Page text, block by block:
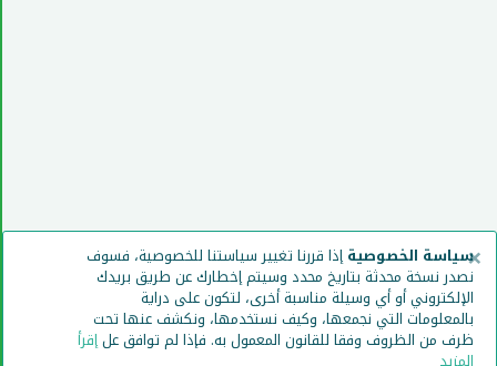
سياسة الخصوصيةإذا قررنا تغيير سياستنا للخصوصية، فسوف
نصدر نسخة محدثة بتاريخ محدد وسيتم إخطارك عن طريق بريدك
الإلكتروني أو أي وسيلة مناسبة أخرى، لتكون على دراية
بالمعلومات التي نجمعها، وكيف نستخدمها، ونكشف عنها تحت
ظرف من الظروف وفقا للقانون المعمول به. فإذا لم توافق علإقرأ
×